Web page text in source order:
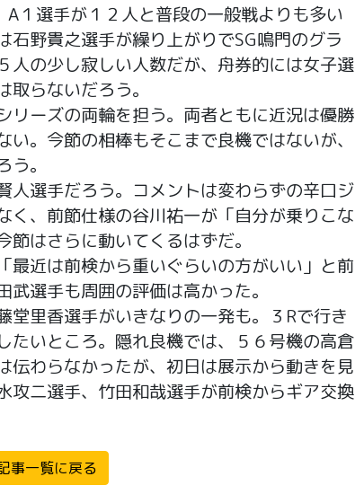
１選手が１２人と普段の一般戦よりも多い
石野貴之選手が繰り上がりでSG鳴門のグラ
人の少し寂しい人数だが、舟券的には女子選
らないだろう。
ーズの両輪を担う。両者ともに近況は優勝
。今節の相棒もそこまで良機ではないが、
。
選手だろう。コメントは変わらずの辛口ジ
く、前節仕様の谷川祐一が「自分が乗りこな
はさらに動いてくるはずだ。
最近は前検から重いぐらいの方がいい」と前
選手も周囲の評価は高かった。
里香選手がいきなりの一発も。３Rで行き
たいところ。隠れ良機では、５６号機の高倉
伝わらなかったが、初日は展示から動きを見
攻二選手、竹田和哉選手が前検からギア交換
事一覧に戻る